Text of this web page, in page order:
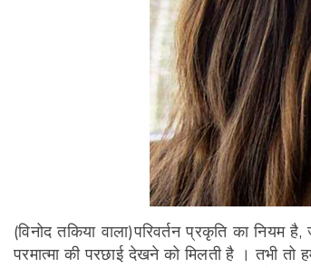
(विनोद तकिया वाला)परिवर्तन प्रकृति का
परमात्मा की परछाई देखने को मिलती है । तभी तो